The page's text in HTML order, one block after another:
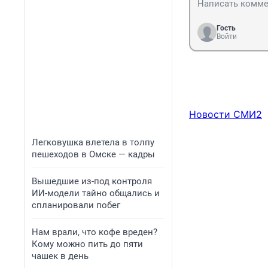
Легковушка влетела в толпу
пешеходов в Омске — кадры
Вышедшие из-под контроля
ИИ-модели тайно общались и
спланировали побег
Нам врали, что кофе вреден?
Кому можно пить до пяти
чашек в день
Гость
Войти
Новости СМИ2